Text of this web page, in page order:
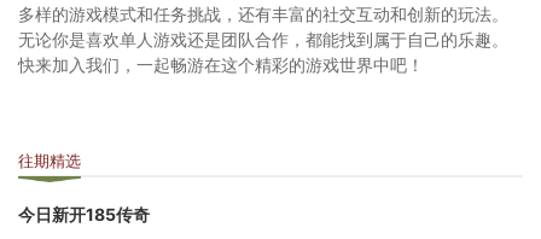
多样的游戏模式和任务挑战，还有丰富的社交互动和创新的玩法。
无论你是喜欢单人游戏还是团队合作，都能找到属于自己的乐趣。
快来加入我们，一起畅游在这个精彩的游戏世界中吧！
往期精选
今日新开185传奇